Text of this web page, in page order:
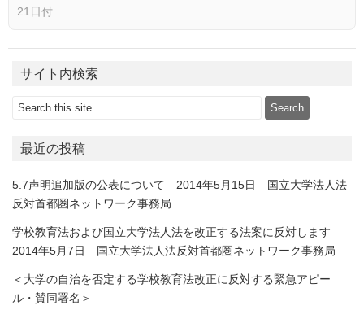
21日付
サイト内検索
最近の投稿
5.7声明追加版の公表について 2014年5月15日 国立大学法人法
反対首都圏ネットワーク事務局
学校教育法および国立大学法人法を改正する法案に反対します
2014年5月7日 国立大学法人法反対首都圏ネットワーク事務局
＜大学の自治を否定する学校教育法改正に反対する緊急アピー
ル・賛同署名＞